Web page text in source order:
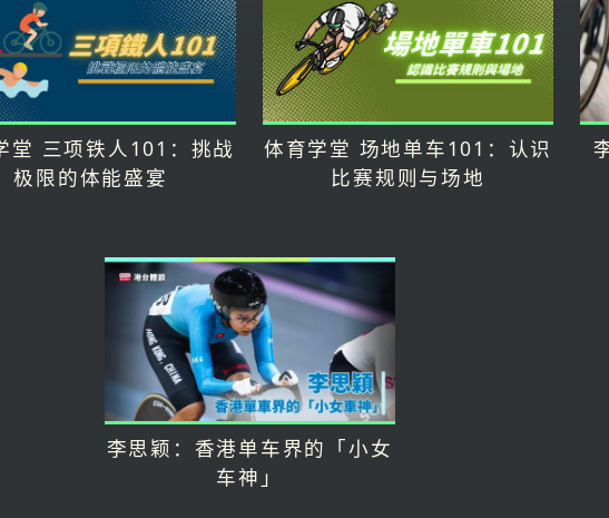
堂 三项铁人101：挑战
极限的体能盛宴
体育学堂 场地单车101：认识
比赛规则与场地
李思颖：香港单车界的「小女
车神」